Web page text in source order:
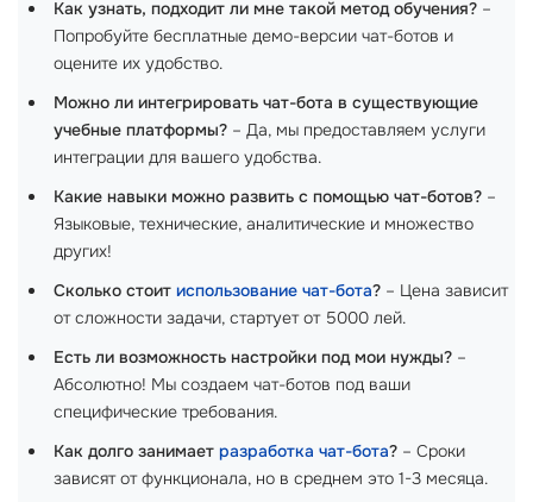
Как узнать, подходит ли мне такой метод обучения? –
Попробуйте бесплатные демо-версии чат-ботов и
оцените их удобство.
Можно ли интегрировать чат-бота в существующие
учебные платформы? – Да, мы предоставляем услуги
интеграции для вашего удобства.
Какие навыки можно развить с помощью чат-ботов? –
Языковые, технические, аналитические и множество
других!
Сколько стоит использование чат-бота? – Цена зависит
от сложности задачи, стартует от 5000 лей.
Есть ли возможность настройки под мои нужды? –
Абсолютно! Мы создаем чат-ботов под ваши
специфические требования.
Как долго занимает разработка чат-бота? – Сроки
зависят от функционала, но в среднем это 1-3 месяца.